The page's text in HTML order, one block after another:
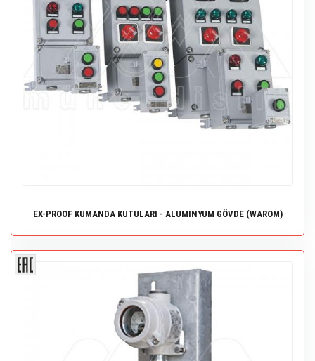
EX-PROOF KUMANDA KUTULARI - ALUMINYUM GÖVDE (WAROM)